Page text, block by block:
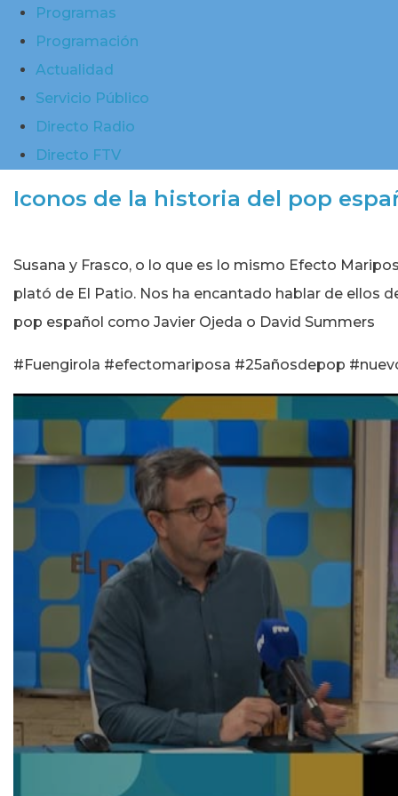
Programas
Programación
Actualidad
Servicio Público
Directo Radio
Directo FTV
Iconos de la historia del pop
Susana y Frasco, o lo que es lo mismo Efecto
plató de El Patio. Nos ha encantado hablar de ellos
pop español como Javier Ojeda o David Summers
#Fuengirola #efectomariposa #25añosdepop